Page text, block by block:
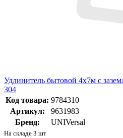
Удлинитель бытовой 4х7м с
304
Код товара: 9784310
Артикул:
9631983
Бренд:
UNIVersal
На складе 3 шт